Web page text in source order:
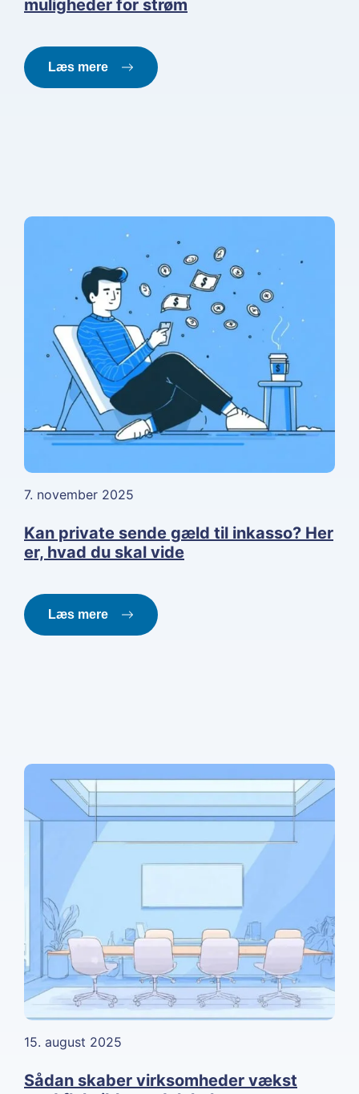
muligheder for strøm
Læs mere
7. november 2025
Kan private sende gæld til inkasso? Her
er, hvad du skal vide
Læs mere
15. august 2025
Sådan skaber virksomheder vækst